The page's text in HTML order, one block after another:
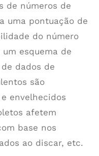
de números de
uma pontuação de
do número
esquema de
dados de
são
envelhecidos
afetem
base nos
ao discar, etc.